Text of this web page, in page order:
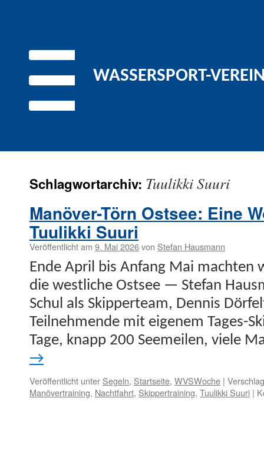
WASSERSPORT-
Schlagwortarchiv: Tuulikki Suuri
Manöver-Törn Ostsee: Eine
Tuulikki Suuri
Veröffentlicht am 9. Mai 2026von Stefan Hausmann
Ende April bis Anfang Mai macht­en
die west­liche Ost­see — Ste­fan
Schul als Skip­perteam, Den­nis
Teil­nehmende mit eigen­em Tages-
Tage, knapp 200 Seemeilen, viele
→
Veröffentlicht unter Segeln, Startseite, WVSWoche |
Manövertraining, Nachtfahrt, Skippertraining, Tuulikki Suuri |